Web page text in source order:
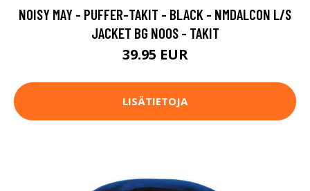
NOISY MAY - PUFFER-TAKIT - BLACK - NMDALCON L/S
JACKET BG NOOS - TAKIT
39.95 EUR
LISÄTIETOJA